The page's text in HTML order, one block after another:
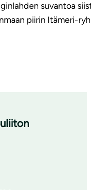
suvantoa
piirin Itämeri-